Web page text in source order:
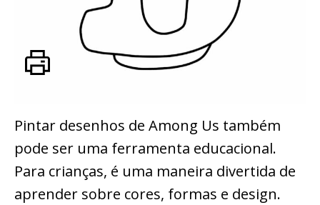
Pintar desenhos de Among Us também
pode ser uma ferramenta educacional.
Para crianças, é uma maneira divertida de
aprender sobre cores, formas e design.